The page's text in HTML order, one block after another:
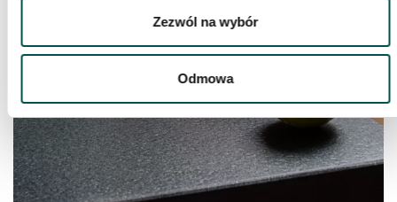
Zezwól na wybór
Odmowa